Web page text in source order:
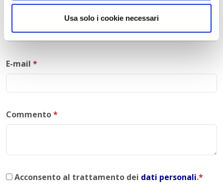
Usa solo i cookie necessari
E-mail *
Commento*
Acconsento al trattamento dei dati personali.*